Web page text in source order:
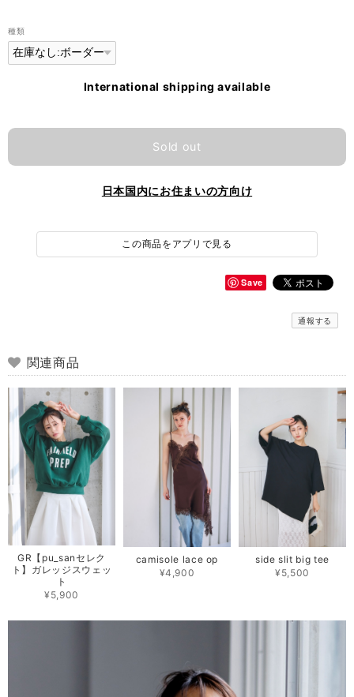
種類
International shipping available
Sold out
日本国内にお住まいの方向け
この商品をアプリで見る
Save
通報する
関連商品
GR【pu_sanセレク
ト】ガレッジスウェッ
ト
¥5,900
camisole lace op
¥4,900
side slit big tee
¥5,500